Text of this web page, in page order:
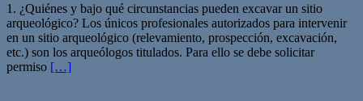
1. ¿Quiénes y bajo qué circunstancias pueden excavar un sitio
arqueológico? Los únicos profesionales autorizados para intervenir
en un sitio arqueológico (relevamiento, prospección, excavación,
etc.) son los arqueólogos titulados. Para ello se debe solicitar
permiso […]